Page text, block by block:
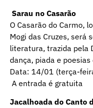
Sarau no Casarão
O Casarão do Carmo,
Mogi das Cruzes, será
literatura, trazida pela
dança, piada e
Data: 14/01 (terça-
A entrada é gratuita
Jacalhoada do Canto